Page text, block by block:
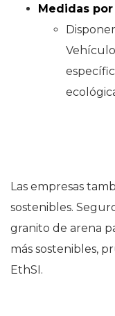
Medidas
Las empresas
sostenibles.
granito de arena
más sostenibles,
EthSI.